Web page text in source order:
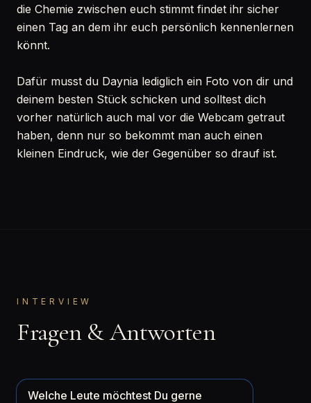
die Chemie zwischen euch stimmt findet ihr sicher
einen Tag an dem ihr euch persönlich kennenlernen
könnt.
Dafür musst du Daynia lediglich ein Foto von dir und
deinem besten Stück schicken und solltest dich
vorher natürlich auch mal vor die Webcam getraut
haben, denn nur so bekommt man auch einen
kleinen Eindruck, wie der Gegenüber so drauf ist.
INTERVIEW
Fragen & Antworten
Welche Leute möchtest Du gerne